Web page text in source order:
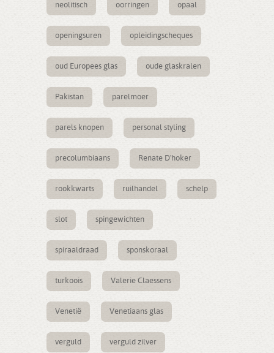
neolitisch oorringen opaal
openingsuren opleidingscheques
oud Europees glas oude glaskralen
Pakistan parelmoer
parels knopen personal styling
precolumbiaans Renate D'hoker
rookkwarts ruilhandel schelp
slot spingewichten
spiraaldraad sponskoraal
turkoois Valerie Claessens
Venetië Venetiaans glas
verguld verguld zilver